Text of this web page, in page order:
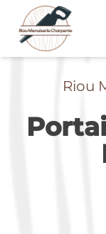
content
Riou